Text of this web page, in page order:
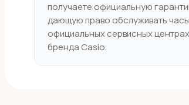
получаете официальную
дающую право обслуживать
официальных сервисных центрах
бренда Casio.